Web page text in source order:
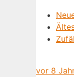
vor 8